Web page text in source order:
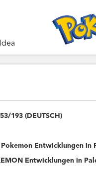
193 (DEUTSCH)
Entwicklungen in
Entwicklungen in